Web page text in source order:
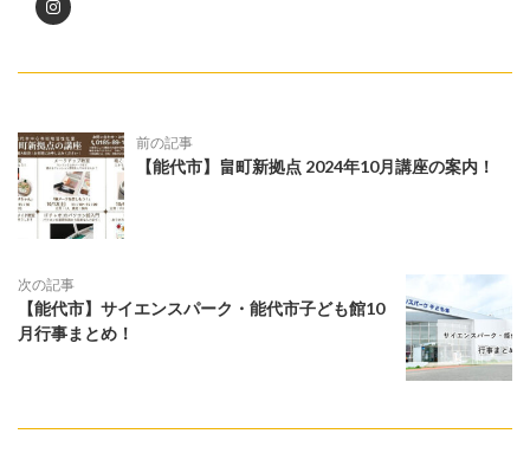
前の記事
【能代市】畠町新拠点 2024年10月講座の案内！
次の記事
【能代市】サイエンスパーク・能代市子ども館10
月行事まとめ！